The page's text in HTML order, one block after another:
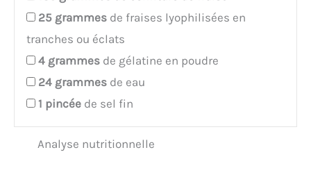
25 grammes de fraises lyophilisées en
tranches ou éclats
4 grammes de gélatine en poudre
24 grammes de eau
1 pincée de sel fin
Analyse nutritionnelle